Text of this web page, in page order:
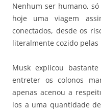
Nenhum ser humano,
hoje uma viagem
conectados, desde os
literalmente cozido pelas
Musk explicou
entreter os colonos
apenas acenou a
los a uma quantidade